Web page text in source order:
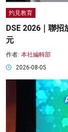
灼見教育
DSE 2026｜聯
元
作者: 本社編輯部
2026-08-05